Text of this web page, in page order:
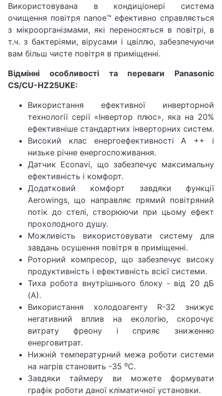
Використовувана в кондиціонері система
очищення повітря nanoe™ ефективно справляється
з мікроорганізмами, які переносяться в повітрі, в
т.ч. з бактеріями, вірусами і цвіллю, забезпечуючи
вам більш чисте повітря в приміщенні.
Відмінні особливості та переваги Panasonic
CS/CU-HZ25UKE:
Використання ефективної инверторной
технології серії «Інвертор плюс», яка на 20%
ефективніше стандартних інверторних систем.
Високий клас енергоефективності А ++ і
низьке річне енергоспоживання.
Датчик Econavi, що забезпечує максимальну
ефективність і комфорт.
Додатковий комфорт завдяки функції
Aerowings, що направляє прямий повітряний
потік до стелі, створюючи при цьому ефект
прохолодного душу.
Можливість використовувати систему для
завдань осушення повітря в приміщенні.
Роторний компресор, що забезпечує високу
продуктивність і ефективність всієї системи.
Тиха робота внутрішнього блоку - від 20 дБ
(А).
Використання холодоагенту R-32 знижує
негативний вплив на екологію, скорочує
витрату фреону і сприяє зниженню
енерговитрат.
Нижній температурний межа роботи системи
на нагрів становить -35 ⁰C.
Завдяки таймеру ви можете формувати
графік роботи даної кліматичної установки.